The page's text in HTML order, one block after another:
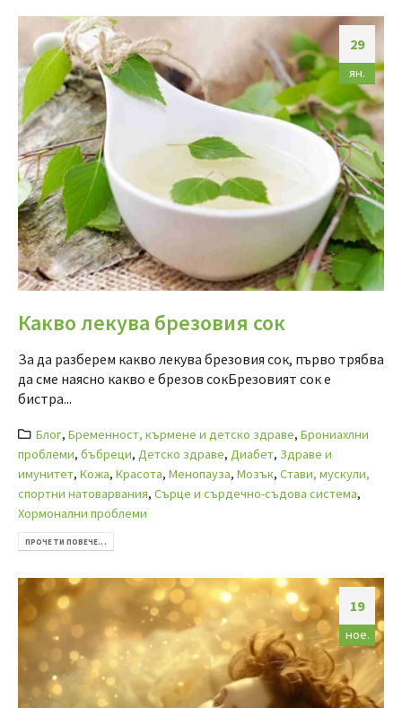
29
ян.
Какво лекува брезовия сок
За да разберем какво лекува брезовия сок, първо трябва
да сме наясно какво е брезов сокБрезовият сок е
бистра...
Блог,Бременност, кърмене и детско здраве,Брониахлни
проблеми, бъбреци, Детско здраве, Диабет, Здраве и
имунитет, Кожа, Красота, Менопауза, Мозък, Стави, мускули,
спортни натоварвания, Сърце и сърдечно-съдова система,
Хормонални проблеми
ПРОЧЕТИ ПОВЕЧЕ...
19
ное.